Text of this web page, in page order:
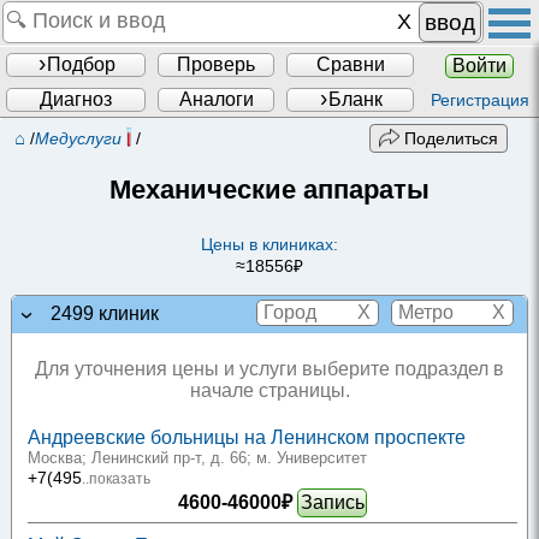
ввод
Подбор Проверь Сравни
Войти
Диагноз
Аналоги Бланк Регистрация
⌂ /Медуслуги / Поделиться
Механические аппараты
Цены в клиниках:
≈18556₽
2499 клиник X X
Для уточнения цены и услуги выберите подраздел в
начале страницы.
Андреевские больницы на Ленинском проспекте
Москва; Ленинский пр-т, д. 66; м. Университет
+7(495..показать
4600-46000₽ Запись